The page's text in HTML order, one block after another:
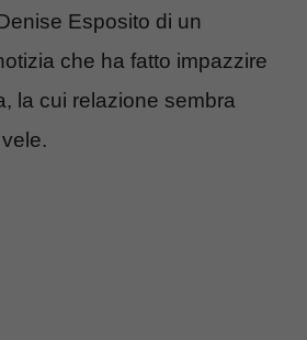
Esposito di un
che ha fatto impazzire
la cui relazione sembra